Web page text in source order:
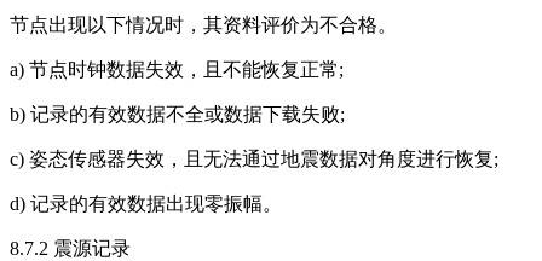
节点出现以下情况时，其资料评价为不合格。
a) 节点时钟数据失效，且不能恢复正常;
b) 记录的有效数据不全或数据下载失败;
c) 姿态传感器失效，且无法通过地震数据对角度进行恢复;
d) 记录的有效数据出现零振幅。
8.7.2 震源记录